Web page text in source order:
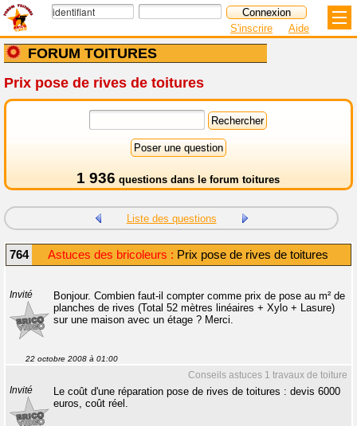
FORUM TOITURES
S'inscrire Aide
Prix pose de rives de toitures
1 936 questions dans le forum toitures
Liste des questions
764 Astuces des bricoleurs : Prix pose de rives de toitures
Invité
Bonjour. Combien faut-il compter comme prix de pose au m² de
planches de rives (Total 52 mètres linéaires + Xylo + Lasure)
sur une maison avec un étage ? Merci.
22 octobre 2008 à 01:00
Conseils astuces 1 travaux de toiture
Invité
Le coût d'une réparation pose de rives de toitures : devis 6000
euros, coût réel.